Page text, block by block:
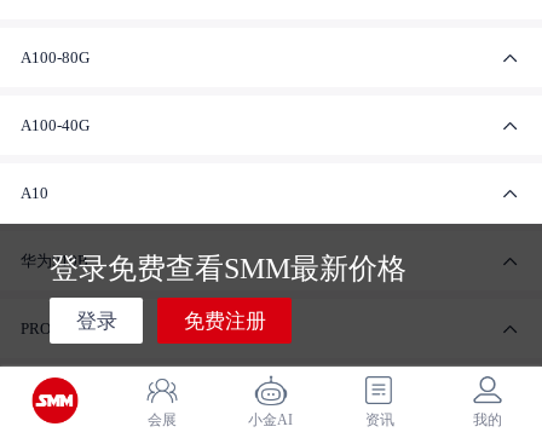
会展 小金AI 资讯 我的
A100-80G
A100-40G
A10
华为910B
PRO6000
4090
登录免费查看SMM最新价格
登录 免费注册